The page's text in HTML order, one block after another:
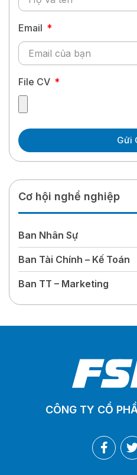
Email
File CV
Gửi
Cơ hội nghề nghiệp
Ban Nhân Sự
Ban Tài Chính – Kế Toán
Ban TT – Marketing
CÔNG TY CỔ